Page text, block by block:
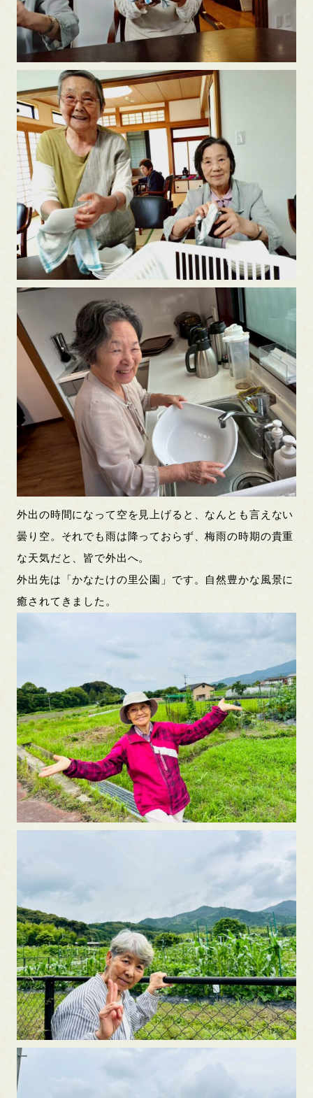
外出の時間になって空を見上げると、なんとも言えない
曇り空。それでも雨は降っておらず、梅雨の時期の貴重
な天気だと、皆で外出へ。
外出先は「かなたけの里公園」です。自然豊かな風景に
癒されてきました。